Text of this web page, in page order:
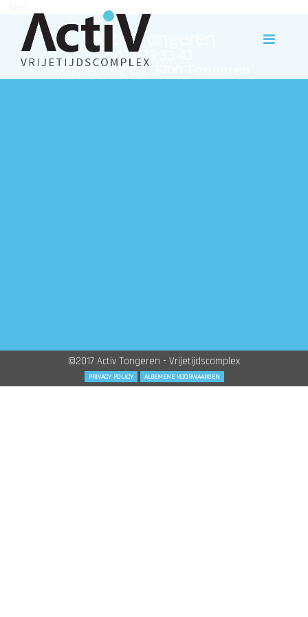
Activ Tongeren
012 23 33 43
Rutterweg 63, 3700 Tongeren
©2017 Activ Tongeren - Vrijetijdscomplex
PRIVACY POLICY ALGEMENE VOORWAARDEN